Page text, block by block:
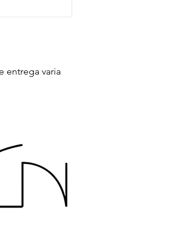
entrega varia